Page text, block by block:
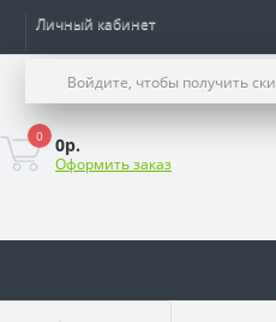
Личный кабинет
Войдите, чтобы получить
0 0р.
Оформить заказ